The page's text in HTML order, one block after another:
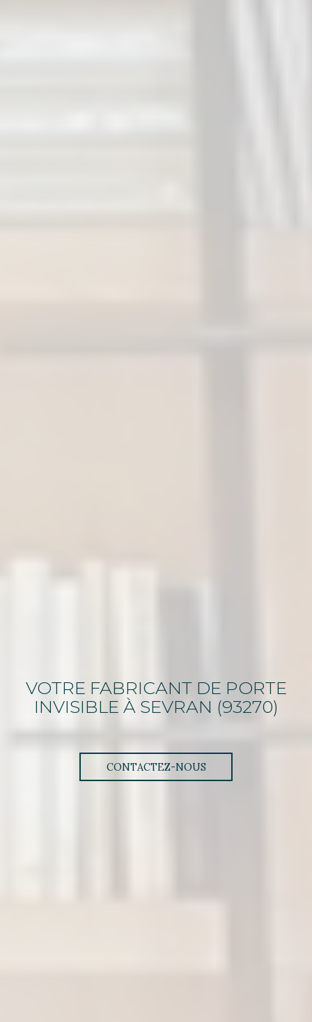
VOTRE FABRICANT DE PORTE
INVISIBLE À SEVRAN (93270)
CONTACTEZ-NOUS